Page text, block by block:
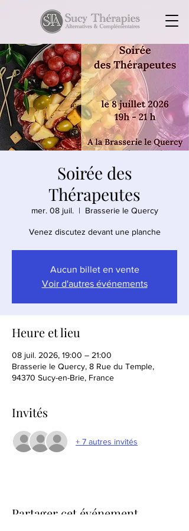
Soirée des
Thérapeutes
mer. 08 juil.
  |
Brasserie le Quercy
Venez discutez devant une planche
Aucun billet en vente
Voir d'autres événements
Heure et lieu
08 juil. 2026, 19:00 – 21:00
Brasserie le Quercy, 8 Rue du Temple,
94370 Sucy-en-Brie, France
Invités
+ 7 autres invités
Partager cet événement